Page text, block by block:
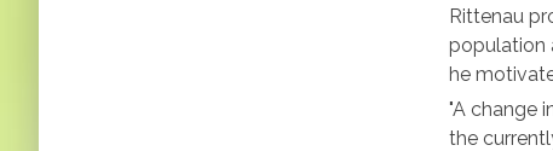
Rittenau
population
he
"A change
the